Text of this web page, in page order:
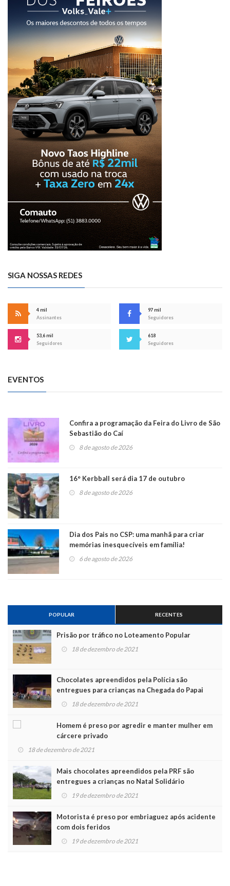
SIGA NOSSAS REDES
4 mil
Assinantes
97 mil
Seguidores
53,6 mil
Seguidores
618
Seguidores
EVENTOS
Confira a programação da Feira do Livro de São
Sebastião do Caí
8 de agosto de 2026
16° Kerbball será dia 17 de outubro
8 de agosto de 2026
Dia dos Pais no CSP: uma manhã para criar
memórias inesquecíveis em família!
6 de agosto de 2026
POPULAR RECENTES
Prisão por tráfico no Loteamento Popular
18 de dezembro de 2021
Chocolates apreendidos pela Polícia são
entregues para crianças na Chegada do Papai
Noel
18 de dezembro de 2021
Homem é preso por agredir e manter mulher em
cárcere privado
18 de dezembro de 2021
Mais chocolates apreendidos pela PRF são
entregues a crianças no Natal Solidário
19 de dezembro de 2021
Motorista é preso por embriaguez após acidente
com dois feridos
19 de dezembro de 2021